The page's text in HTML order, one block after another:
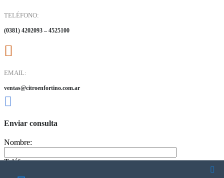
TELÉFONO:
(0381) 4202093 – 4525100
EMAIL:
ventas@citroenfortino.com.ar
Enviar consulta
Nombre:
Teléfono: